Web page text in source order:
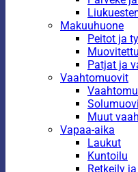
Makuuhuone
Peitot ja
Patjat ja
Vaahtomuovit
Muut
Vapaa-aika
Laukut
Kuntoilu
Retkeily